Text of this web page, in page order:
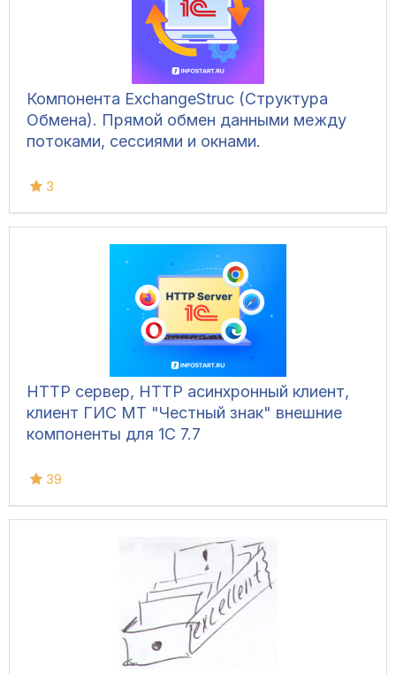
Компонента ExchangeStruc (Структура
Обмена). Прямой обмен данными между
потоками, сессиями и окнами.
3
HTTP сервер, HTTP асинхронный клиент,
клиент ГИС МТ "Честный знак" внешние
компоненты для 1С 7.7
39